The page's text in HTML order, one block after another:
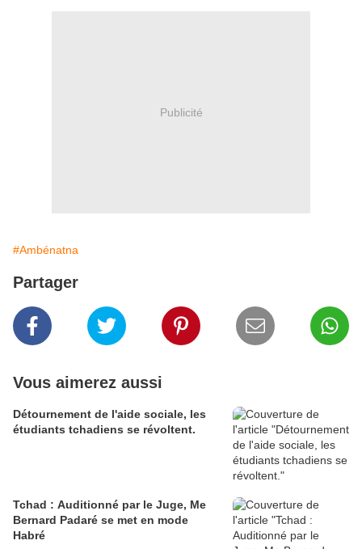
Publicité
#Ambénatna
Partager
Vous aimerez aussi
Détournement de l'aide sociale, les
étudiants tchadiens se révoltent.
Tchad : Auditionné par le Juge, Me
Bernard Padaré se met en mode
Habré